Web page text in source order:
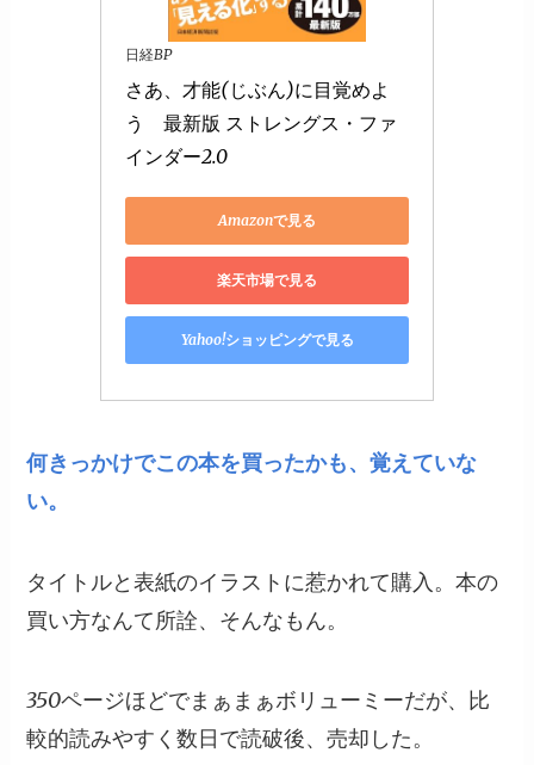
日経BP
さあ、才能(じぶん)に目覚めよ
う　最新版 ストレングス・ファ
インダー2.0
Amazonで見る
楽天市場で見る
Yahoo!ショッピングで見る
何きっかけでこの本を買ったかも、覚えていな
い。
タイトルと表紙のイラストに惹かれて購入。本の
買い方なんて所詮、そんなもん。
350ページほどでまぁまぁボリューミーだが、比
較的読みやすく数日で読破後、売却した。